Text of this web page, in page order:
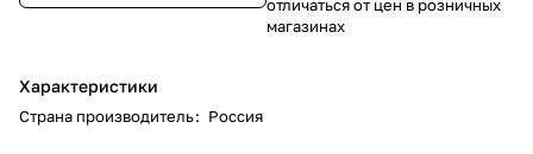
Характеристики
Страна производитель: Россия
отличаться от цен в розничных
магазинах